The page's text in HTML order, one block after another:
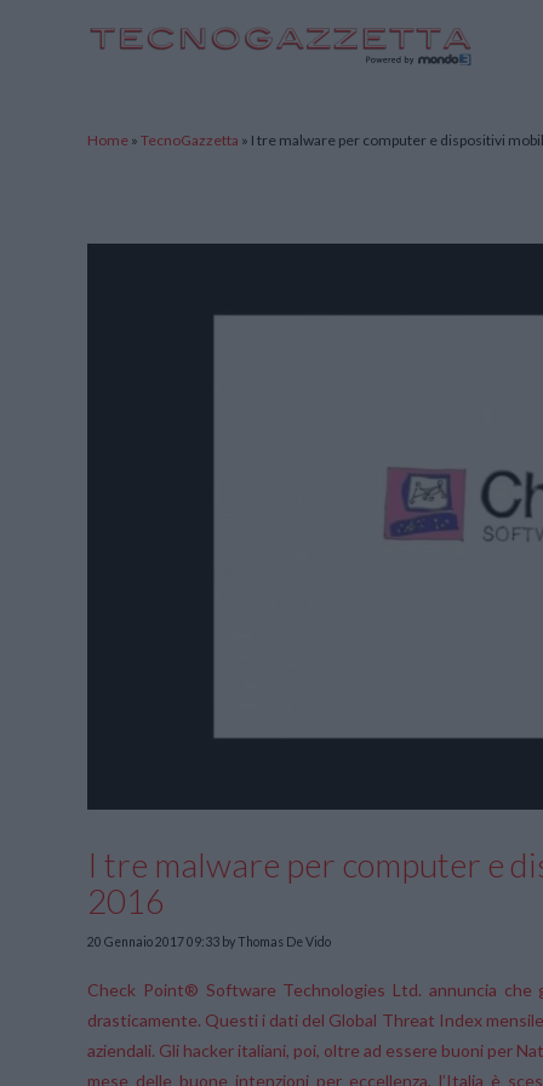
Home » TecnoGazzetta » I tre malware per computer e dispositivi
I tre malware per computer e
2016
20 Gennaio 2017 09:33 by Thomas De Vido
Check Point® Software Technologies Ltd. annuncia che
drasticamente. Questi i dati del Global Threat Index
aziendali. Gli hacker italiani, poi, oltre ad essere buoni per
mese delle buone intenzioni per eccellenza, l’Italia è